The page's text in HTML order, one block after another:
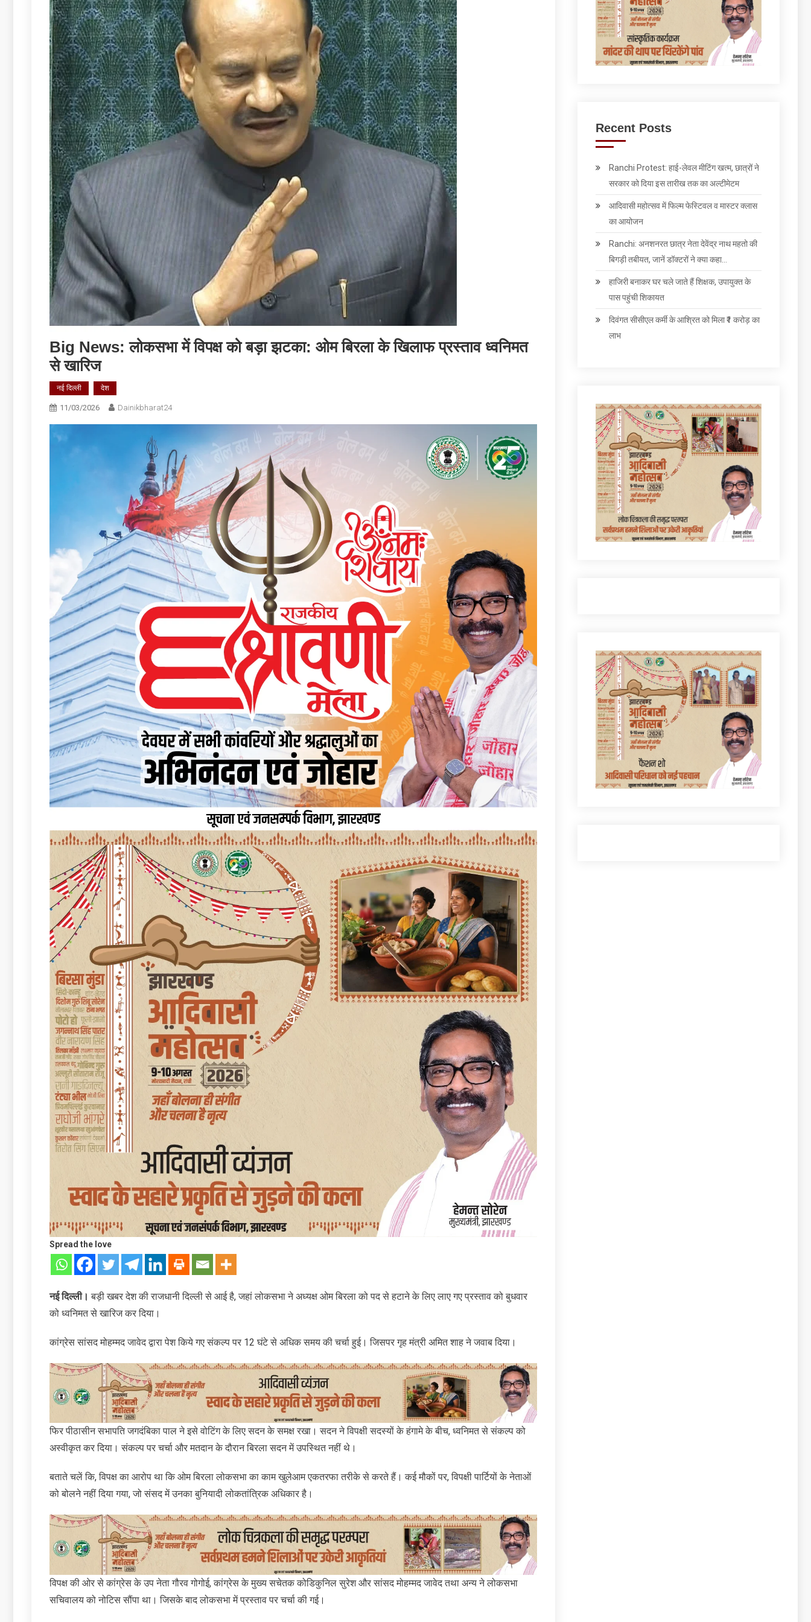
Big News: लोकसभा में विपक्ष को बड़ा झटका: ओम बिरला के खिलाफ प्रस्ताव ध्वनिमत
से खारिज
नई दिल्ली देश
11/03/2026 Dainikbharat24
Spread the love
नई दिल्ली।बड़ी खबर देश की राजधानी दिल्ली से आई है, जहां लोकसभा ने अध्यक्ष ओम बिरला को पद से हटाने के लिए लाए गए प्रस्ताव को बुधवार
को ध्वनिमत से खारिज कर दिया।
कांग्रेस सांसद मोहम्मद जावेद द्वारा पेश किये गए संकल्प पर 12 घंटे से अधिक समय की चर्चा हुई। जिसपर गृह मंत्री अमित शाह ने जवाब दिया।
फिर पीठासीन सभापति जगदंबिका पाल ने इसे वोटिंग के लिए सदन के समक्ष रखा। सदन ने विपक्षी सदस्यों के हंगामे के बीच, ध्वनिमत से संकल्प को
अस्वीकृत कर दिया। संकल्प पर चर्चा और मतदान के दौरान बिरला सदन में उपस्थित नहीं थे।
बताते चलें कि, विपक्ष का आरोप था कि ओम बिरला लोकसभा का काम खुलेआम एकतरफा तरीके से करते हैं। कई मौकों पर, विपक्षी पार्टियों के नेताओं
को बोलने नहीं दिया गया, जो संसद में उनका बुनियादी लोकतांत्रिक अधिकार है।
विपक्ष की ओर से कांग्रेस के उप नेता गौरव गोगोई, कांग्रेस के मुख्य सचेतक कोडिकुनिल सुरेश और सांसद मोहम्मद जावेद तथा अन्य ने लोकसभा
सचिवालय को नोटिस सौंपा था। जिसके बाद लोकसभा में प्रस्ताव पर चर्चा की गई।
Recent Posts
Ranchi Protest: हाई-लेवल मीटिंग खत्म, छात्रों ने
सरकार को दिया इस तारीख तक का अल्टीमेटम
आदिवासी महोत्सव में फिल्म फेस्टिवल व मास्टर क्लास
का आयोजन
Ranchi: अनशनरत छात्र नेता देवेंद्र नाथ महतो की
बिगड़ी तबीयत, जानें डॉक्टरों ने क्या कहा…
हाजिरी बनाकर घर चले जाते हैं शिक्षक, उपायुक्त के
पास पहुंची शिकायत
दिवंगत सीसीएल कर्मी के आश्रित को मिला ₹1 करोड़ का
लाभ